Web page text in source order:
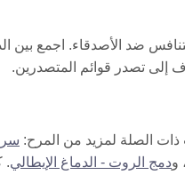
ضد الأصدقاء. اجمع
إلى تصدر قوائم المتصدرين.
، ودمج الروت - الدماغ الإيطالي.